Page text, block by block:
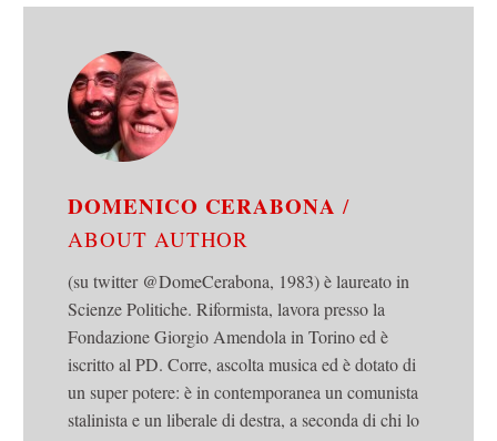
DOMENICO CERABONA/
ABOUT AUTHOR
(su twitter @DomeCerabona, 1983) è laureato in
Scienze Politiche. Riformista, lavora presso la
Fondazione Giorgio Amendola in Torino ed è
iscritto al PD. Corre, ascolta musica ed è dotato di
un super potere: è in contemporanea un comunista
stalinista e un liberale di destra, a seconda di chi lo